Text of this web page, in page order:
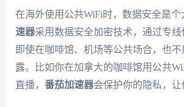
在海外使用公共WiFi时，数据安全是个
速器采用数据安全加密技术，通过专线
即使在咖啡馆、机场等公共场合，也
露。比如你在加拿大的咖啡馆用公共
直播， 番茄加速器会保护你的隐私，让